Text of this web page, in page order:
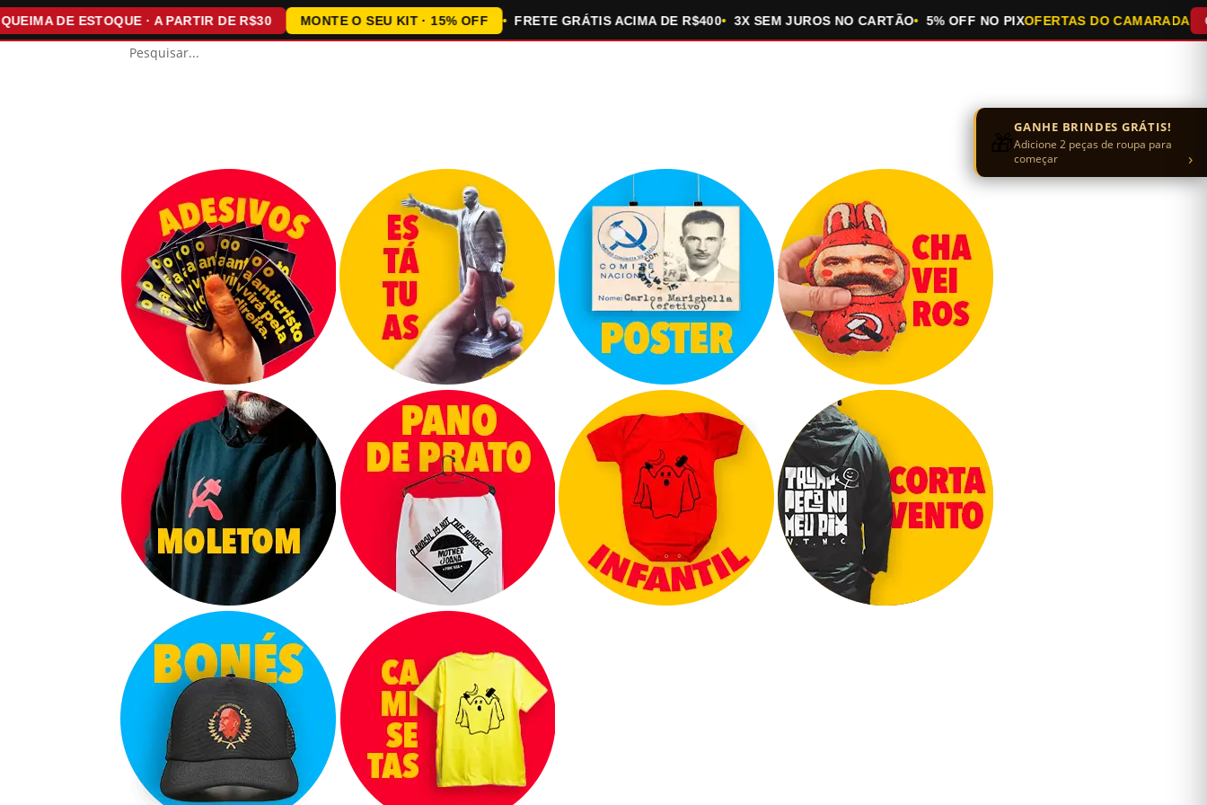
DE ESTOQUE · A PARTIR DE R$30 MONTE O SEU KIT · 15% OFF FRETE GRÁTIS ACIMA DE R$400 3X SEM JUROS NO CARTÃO 5% OFF NO PIXOFERTAS DO CAMARADA
🎁GANHE BRINDES GRÁTIS!
Adicione 2 peças de roupa para
começar
›